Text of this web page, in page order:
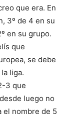
que era. En
3º de 4 en su
en su grupo.
que
se debe
liga.
3 que
luego no
el nombre de 5